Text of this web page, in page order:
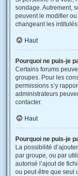
sondage. Autrement,
peuvent le modifier
changeant les
Haut
Pourquoi ne puis-je
Certains forums
groupes. Pour les
permissions s’y
administrateurs
contacter.
Haut
Pourquoi ne puis-je
La possibilité
par groupe, ou par
autorisé l’ajout de
ou peut-être que seul